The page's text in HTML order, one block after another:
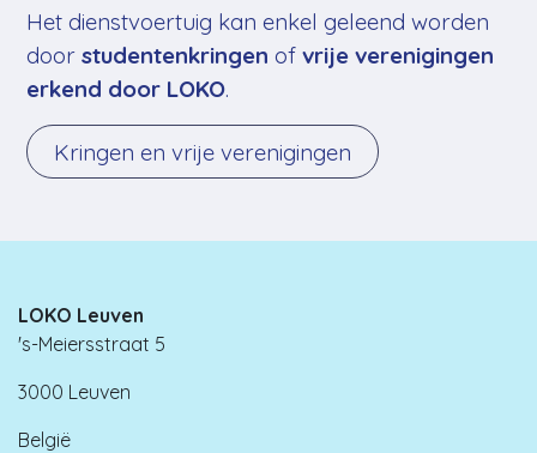
Het dienstvoertuig kan enkel geleend worden
doorstudentenkringen ofvrije verenigingen
erkend door LOKO.
Kringen en vrije verenigingen
LOKO Leuven
's-Meiersstraat 5
3000 Leuven
België